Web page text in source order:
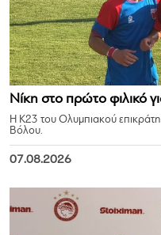
Νίκη στο πρώτο φιλικό
Η Κ23 του Ολυμπιακού
Βόλου.
07.08.2026